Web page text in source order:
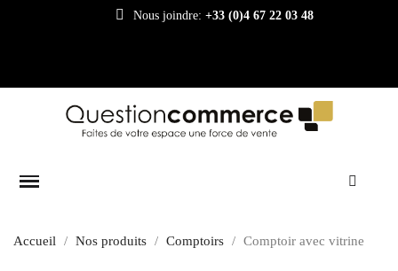
Nous joindre:+33 (0)4 67 22 03 48
Accueil Nos produits Comptoirs Comptoir avec vitrine